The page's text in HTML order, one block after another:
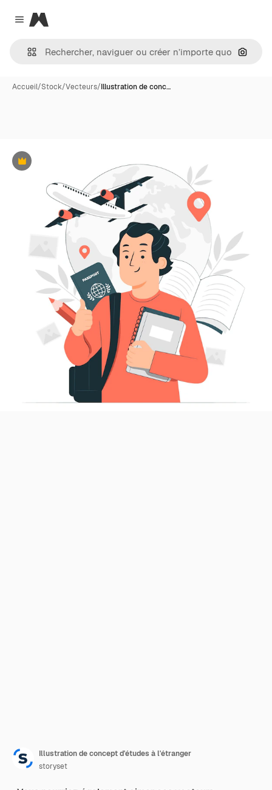
Close menu
Magnific
Accueil/Stock/Vecteurs/Illustration de conc…
Premium
Illustration de concept d'études à l'étranger
storyset